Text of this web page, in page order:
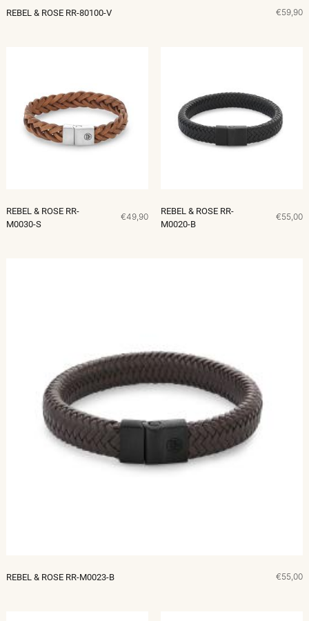
REBEL & ROSE RR-80100-V €59,90
REBEL & ROSE RR-
M0030-S
€49,90
REBEL & ROSE RR-
M0020-B
€55,00
REBEL & ROSE RR-M0023-B €55,00